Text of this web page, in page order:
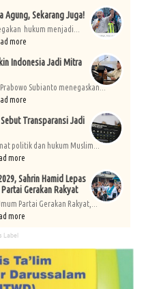
Agung, Sekarang Juga!
hukum menjadi...
more
Indonesia Jadi Mitra
Subianto menegaskan...
more
Transparansi Jadi
politik dan hukum Muslim...
more
Sahrin Hamid Lepas
Gerakan Rakyat
Partai Gerakan Rakyat,...
more
Label